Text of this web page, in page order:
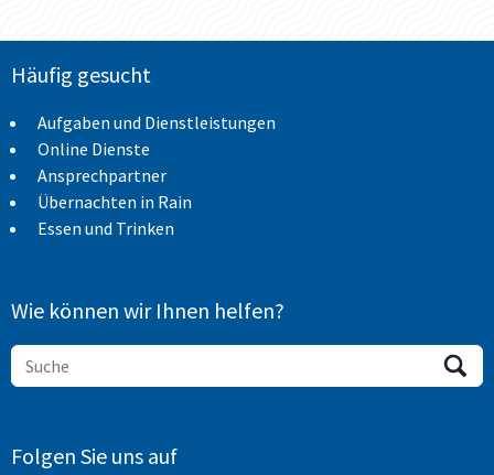
Häufig gesucht
Aufgaben und Dienstleistungen
Online Dienste
Ansprechpartner
Übernachten in Rain
Essen und Trinken
Wie können wir Ihnen helfen?
Folgen Sie uns auf